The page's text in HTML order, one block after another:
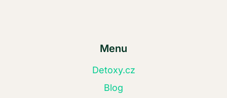
Menu
Detoxy.cz
Blog